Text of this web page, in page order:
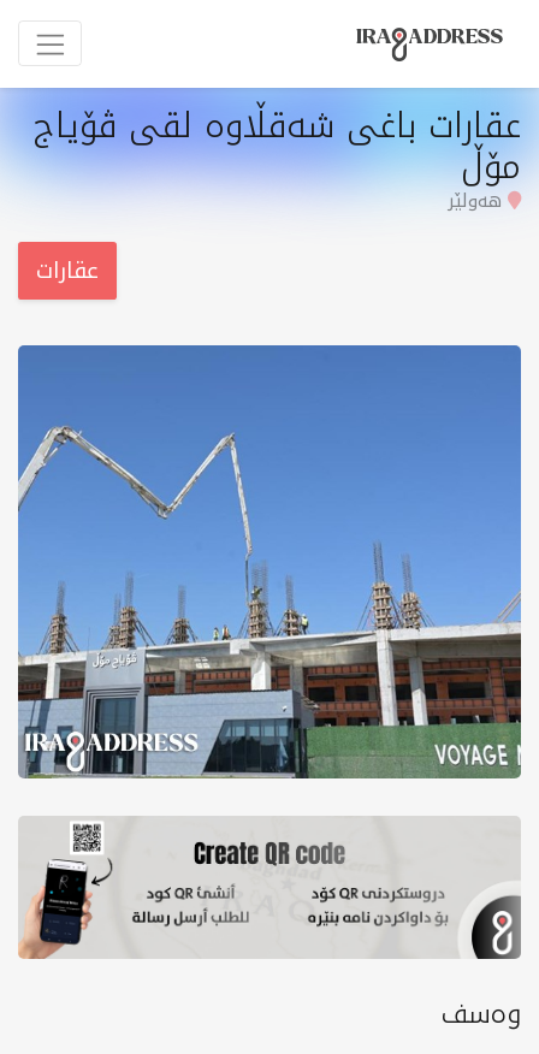
عقارات باغی شەقڵاوە لقی ڤۆیاج
مۆڵ
هەولێر
عقارات
وەسف